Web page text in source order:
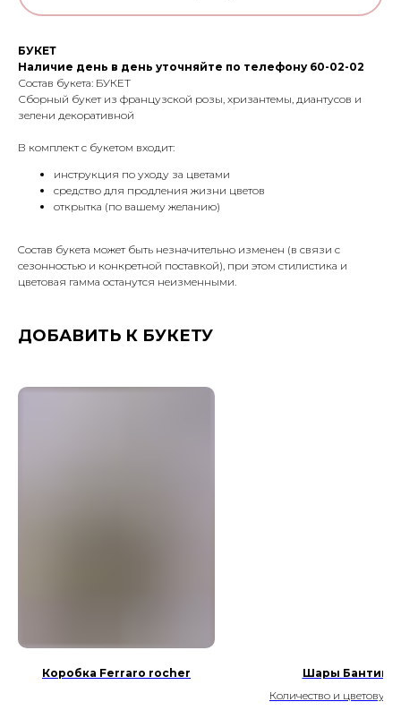
БУКЕТ
Наличие день в день уточняйте по телефону 60-02-02
Состав букета: БУКЕТ
Сборный букет из французской розы, хризантемы, диантусов и
зелени декоративной
В комплект с букетом входит:
инструкция по уходу за цветами
средство для продления жизни цветов
открытка (по вашему желанию)
Cостав букета может быть незначительно изменен (в связи с
сезонностью и конкретной поставкой), при этом стилистика и
цветовая гамма останутся неизменными.
ДОБАВИТЬ К БУКЕТУ
Коробка Ferraro rocher
Шары Бантики
Количество и цветовую